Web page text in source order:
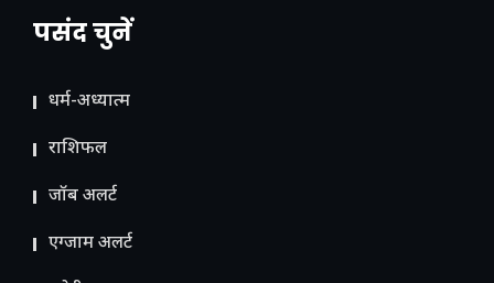
पसंद चुनें
धर्म-अध्यात्म
राशिफल
जॉब अलर्ट
एग्जाम अलर्ट